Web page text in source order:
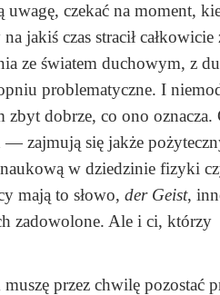
czekać na moment,
jakiś czas stracił całkowicie
ze światem duchowym, z
problematyczne. I
zbyt dobrze, co ono
zajmują się jakże
w dziedzinie fizyki
mają to słowo, der Geist,
zadowolone. Ale i ci, którzy
przez chwilę pozostać